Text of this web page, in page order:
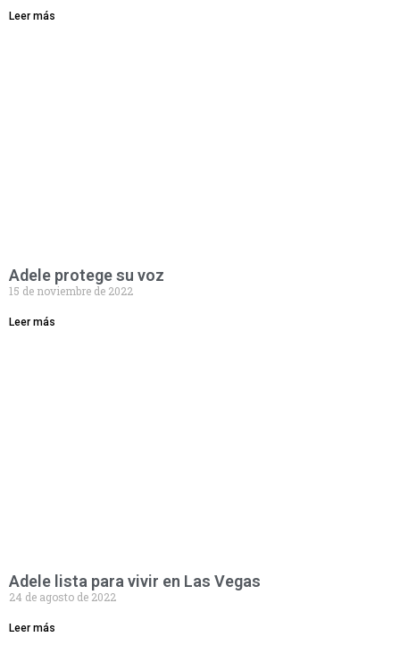
Leer más
Adele protege su voz
15 de noviembre de 2022
Leer más
Adele lista para vivir en Las Vegas
24 de agosto de 2022
Leer más